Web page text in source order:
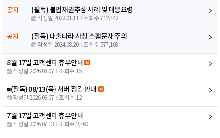
공지 (필독) 불법채권추심 사례 및 대응요령
작성일 2022.01.11 조회수 712,742
공지 (필독) 대출나라 사칭 스팸문자 주의
작성일 2024.08.20 조회수 577,103
8월 17일 고객센터 휴무안내
작성일 2026.08.07 조회수 15
■(필독) 08/13(목) 서버 점검 안내
작성일 2026.08.07 조회수 12
7월 17일 고객센터 휴무안내
작성일 2026.07.13 조회수 2,460